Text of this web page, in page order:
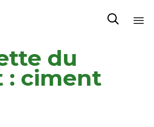

du
: ciment